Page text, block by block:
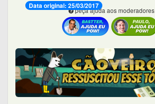
peça ajuda aos moderadores
Data original: 25/03/2017